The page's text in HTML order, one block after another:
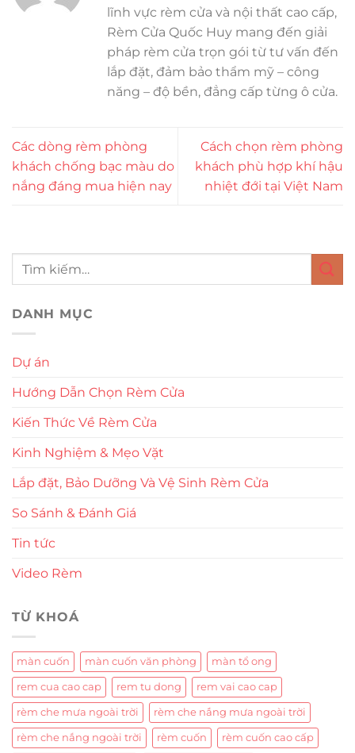
lĩnh vực rèm cửa và nội thất cao cấp,
Rèm Cửa Quốc Huy mang đến giải
pháp rèm cửa trọn gói từ tư vấn đến
lắp đặt, đảm bảo thẩm mỹ – công
năng – độ bền, đẳng cấp từng ô cửa.
Các dòng rèm phòng
khách chống bạc màu do
nắng đáng mua hiện nay
Cách chọn rèm phòng
khách phù hợp khí hậu
nhiệt đới tại Việt Nam
DANH MỤC
Dự án
Hướng Dẫn Chọn Rèm Cửa
Kiến Thức Về Rèm Cửa
Kinh Nghiệm & Mẹo Vặt
Lắp đặt, Bảo Dưỡng Và Vệ Sinh Rèm Cửa
So Sánh & Đánh Giá
Tin tức
Video Rèm
TỪ KHOÁ
màn cuốn màn cuốn văn phòng màn tổ ong
rem cua cao cap rem tu dong rem vai cao cap
rèm che mưa ngoài trời rèm che nắng mưa ngoài trời
rèm che nắng ngoài trời rèm cuốn rèm cuốn cao cấp